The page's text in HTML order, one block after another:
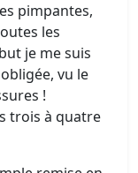
pimpantes,
les
je me suis
vu le
!
trois à quatre